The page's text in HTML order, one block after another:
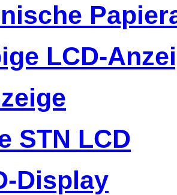
LCD-
STN LCD
Display